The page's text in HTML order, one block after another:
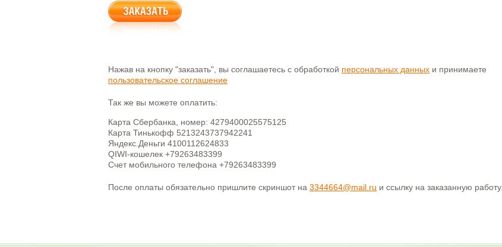
Нажав на кнопку "заказать", вы соглашаетесь с обработкой персональных данных и принимаете
пользовательское соглашение
Так же вы можете оплатить:
Карта Сбербанка, номер: 4279400025575125
Карта Тинькофф 5213243737942241
Яндекс.Деньги 4100112624833
QIWI-кошелек +79263483399
Счет мобильного телефона +79263483399
После оплаты обязательно пришлите скриншот на 3344664@mail.ru и ссылку на заказанную работу.